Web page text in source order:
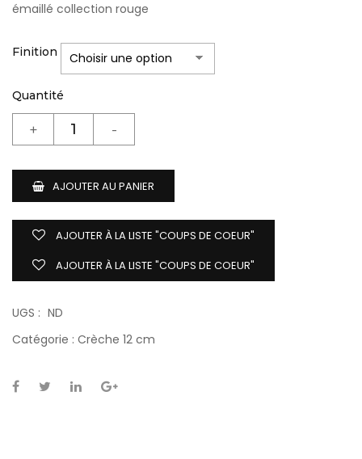
émaillé collection rouge
Finition
Quantité
AJOUTER AU PANIER
AJOUTER À LA LISTE "COUPS DE COEUR"
AJOUTER À LA LISTE "COUPS DE COEUR"
UGS : ND
Catégorie : Crèche 12 cm